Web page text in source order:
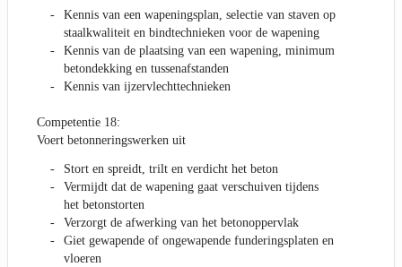
Kennis van een wapeningsplan, selectie van staven op
staalkwaliteit en bindtechnieken voor de wapening
Kennis van de plaatsing van een wapening, minimum
betondekking en tussenafstanden
Kennis van ijzervlechttechnieken
Competentie 18:
Voert betonneringswerken uit
Stort en spreidt, trilt en verdicht het beton
Vermijdt dat de wapening gaat verschuiven tijdens
het betonstorten
Verzorgt de afwerking van het betonoppervlak
Giet gewapende of ongewapende funderingsplaten en
vloeren